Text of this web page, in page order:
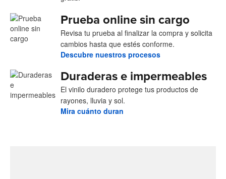
Prueba online sin cargo
Revisa tu prueba al finalizar la compra y solicita
cambios hasta que estés conforme.
Descubre nuestros procesos
Duraderas e impermeables
El vinilo duradero protege tus productos de
rayones, lluvia y sol.
Mira cuánto duran